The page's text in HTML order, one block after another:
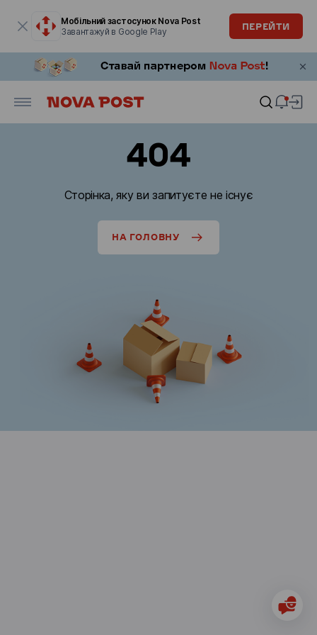
Мобільний застосунок Nova Post
Завантажуй в Google Play
ПЕРЕЙТИ
404
Сторінка, яку ви запитуєте не існує
НА ГОЛОВНУ